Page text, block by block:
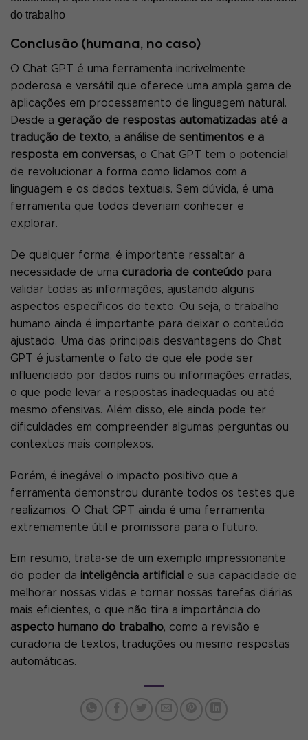
do trabalho
Conclusão (humana, no caso)
O Chat GPT é uma ferramenta incrivelmente
poderosa e versátil que oferece uma ampla gama de
aplicações em processamento de linguagem natural.
Desde a geração de respostas automatizadas até a
tradução de texto, a análise de sentimentos e a
resposta em conversas, o Chat GPT tem o potencial
de revolucionar a forma como lidamos com a
linguagem e os dados textuais. Sem dúvida, é uma
ferramenta que todos deveriam conhecer e
explorar.
De qualquer forma, é importante ressaltar a
necessidade de uma curadoria de conteúdo para
validar todas as informações, ajustando alguns
aspectos específicos do texto. Ou seja, o trabalho
humano ainda é importante para deixar o conteúdo
ajustado. Uma das principais desvantagens do Chat
GPT é justamente o fato de que ele pode ser
influenciado por dados ruins ou informações erradas,
o que pode levar a respostas inadequadas ou até
mesmo ofensivas. Além disso, ele ainda pode ter
dificuldades em compreender algumas perguntas ou
contextos mais complexos.
Porém, é inegável o impacto positivo que a
ferramenta demonstrou durante todos os testes que
realizamos. O Chat GPT ainda é uma ferramenta
extremamente útil e promissora para o futuro.
Em resumo, trata-se de um exemplo impressionante
do poder da inteligência artificial e sua capacidade de
melhorar nossas vidas e tornar nossas tarefas diárias
mais eficientes, o que não tira a importância do
aspecto humano do trabalho, como a revisão e
curadoria de textos, traduções ou mesmo respostas
automáticas.